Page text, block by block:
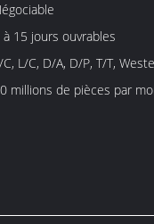
à 15 jours ouvrables
C, L/C, D/A, D/P, T/T,
millions de pièces par